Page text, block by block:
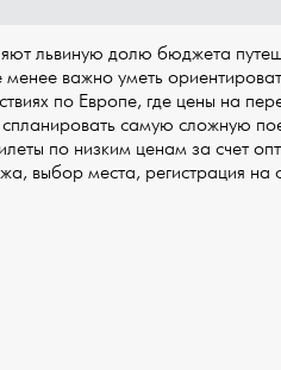
львиную долю бюджета
менее важно уметь
по Европе, где цены на
самую сложную
по низким ценам за счет
выбор места, регистрация на